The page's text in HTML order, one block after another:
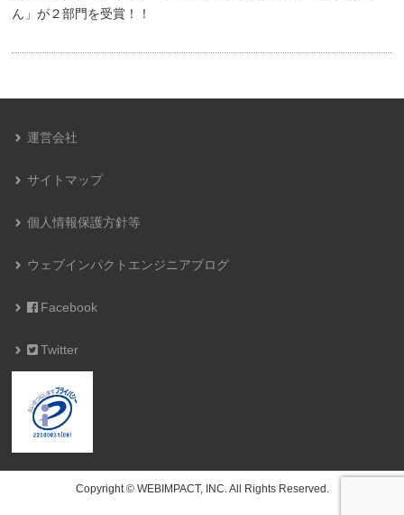
ん」が２部門を受賞！！
運営会社
サイトマップ
個人情報保護方針等
ウェブインパクトエンジニアブログ
Facebook
Twitter
Copyright © WEBIMPACT, INC. All Rights Reserved.